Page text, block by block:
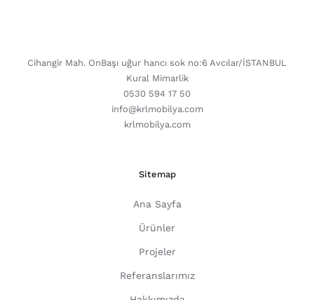
Cihangir Mah. OnBaşı uğur hancı sok no:6 Avcılar/İSTANBUL
Kural Mimarlik
0530 594 17 50
info@krlmobilya.com
krlmobilya.com
Sitemap
Ana Sayfa
Ürünler
Projeler
Referanslarımız